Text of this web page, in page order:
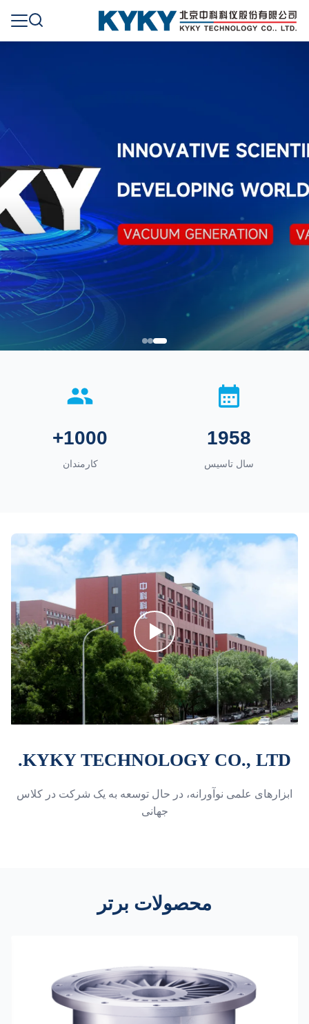
1958
سال تاسیس
1000+
کارمندان
KYKY TECHNOLOGY CO., LTD.
ابزارهای علمی نوآورانه، در حال توسعه به یک شرکت در کلاس
جهانی
محصولات برتر